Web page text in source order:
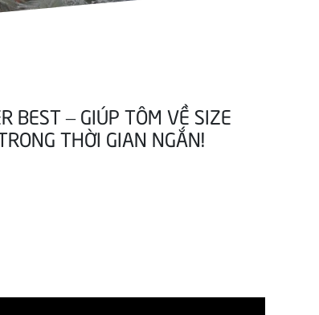
BEST – GIÚP TÔM VỀ SIZE
THỜI GIAN NGẮN!